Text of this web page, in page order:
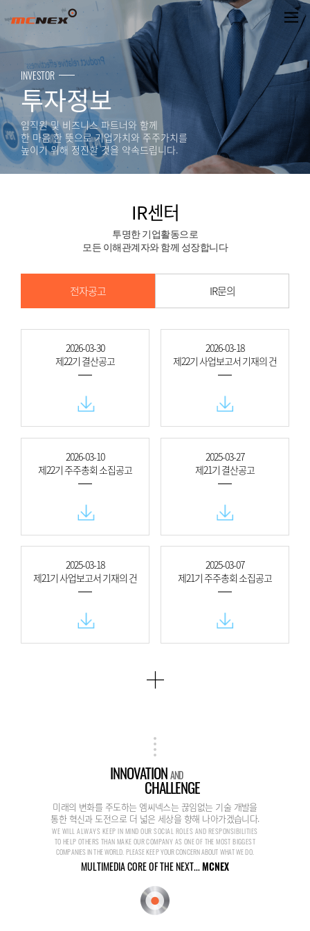
IR센터
INVESTOR
투자정보
임직원 및 비즈니스 파트너와 함께
한 마음 한 뜻으로 기업가치와 주주가치를
높이기 위해 정진할 것을 약속드립니다.
IR센터
투명한 기업활동으로
모든 이해관계자와 함께 성장합니다
전자공고 IR문의
2026-03-30
제22기 결산공고
2026-03-18
제22기 사업보고서 기재의 건
2026-03-10
제22기 주주총회 소집공고
2025-03-27
제21기 결산공고
2025-03-18
제21기 사업보고서 기재의 건
2025-03-07
제21기 주주총회 소집공고
INNOVATIONAND
CHALLENGE
미래의 변화를 주도하는 엠씨넥스는 끊임없는 기술 개발을
통한 혁신과 도전으로 더 넓은 세상을 향해 나아가겠습니다.
WE WILL ALWAYS KEEP IN MIND OUR SOCIAL ROLES AND RESPONSIBILITIES
TO HELP OTHERS THAN MAKE OUR COMPANY AS ONE OF THE MOST BIGGEST
COMPANIES IN THE WORLD. PLEASE KEEP YOUR CONCERN ABOUT WHAT WE DO.
MULTIMEDIA CORE OF THE NEXT...MCNEX